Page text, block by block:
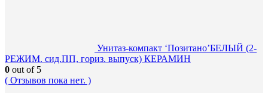
Унитаз-компакт ‘Позитано’БЕЛЫЙ (2-
РЕЖИМ. сид.ПП, гориз. выпуск) КЕРАМИН
0 out of 5
( Отзывов пока нет. )